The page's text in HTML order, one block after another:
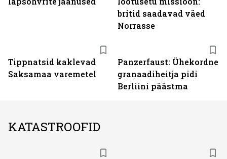
britid saadavad väed
Norrasse
Tippnatsid kaklevad
Saksamaa varemetel
Panzerfaust: Ühekordne
granaadiheitja pidi
Berliini päästma
KATASTROOFID